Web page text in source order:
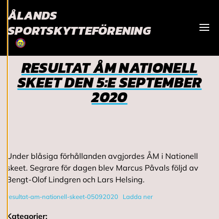
Vi använder cookies
för att ge dig en
bättre
användarupplevelse
och personlig
service. Genom att
samtycka till
innehåll som är
intressant för dig.
Du har kontroll över
och kan ändra dem
ÅLANDS
SPORTSKYTTEFÖRENING
RESULTAT ÅM NATIONELL
SKEET DEN 5:E SEPTEMBER
2020
Under blåsiga förhållanden avgjordes ÅM i Nationell
skeet. Segrare för dagen blev Marcus Påvals följd av
Bengt-Olof Lindgren och Lars Helsing.
resultat-am-nationell-skeet-05092020 Ladda ner
Kategorier: